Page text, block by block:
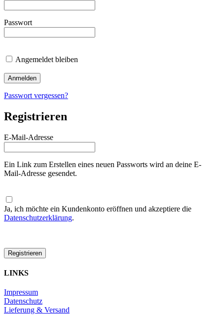
Passwort
Angemeldet bleiben
Anmelden
Passwort vergessen?
Registrieren
E-Mail-Adresse
Ein Link zum Erstellen eines neuen Passworts wird an deine E-
Mail-Adresse gesendet.
Ja, ich möchte ein Kundenkonto eröffnen und akzeptiere die
Datenschutzerklärung.
Registrieren
LINKS
Impressum
Datenschutz
Lieferung & Versand